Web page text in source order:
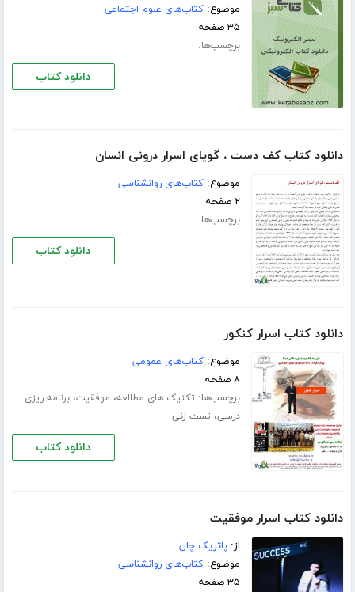
موضوع:کتاب‌های علوم اجتماعی
۳۵ صفحه
برچسب‌ها:
دانلود کتاب
دانلود کتاب کف دست ، گویای اسرار درونی انسان
موضوع:کتاب‌های روانشناسی
۲ صفحه
برچسب‌ها:
دانلود کتاب
دانلود کتاب اسرار کنکور
موضوع:کتاب‌های عمومی
۸ صفحه
برچسب‌ها: تکنیک های مطالعه، موفقیت،برنامه ریزی
درسی، تست زنی
دانلود کتاب
دانلود کتاب اسرار موفقیت
از:پاتریک چان
موضوع:کتاب‌های روانشناسی
۳۵ صفحه